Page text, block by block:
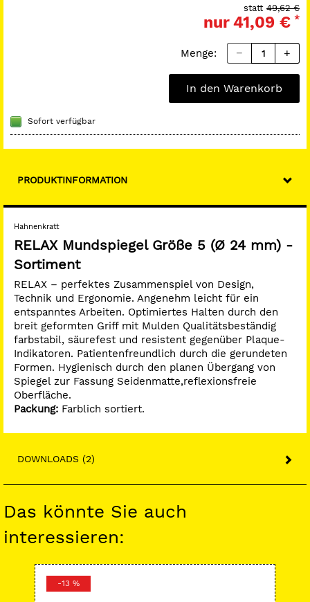
Fassung Seidenmatte,reflexionsfreie Oberfläche.
49,62 €
statt
nur41,09 € *
Menge:
In den Warenkorb
Sofort verfügbar
PRODUKTINFORMATION
Hahnenkratt
RELAX Mundspiegel Größe 5 (Ø 24 mm) -
Sortiment
RELAX – perfektes Zusammenspiel von Design,
Technik und Ergonomie. Angenehm leicht für ein
entspanntes Arbeiten. Optimiertes Halten durch den
breit geformten Griff mit Mulden Qualitätsbeständig
farbstabil, säurefest und resistent gegenüber Plaque-
Indikatoren. Patientenfreundlich durch die gerundeten
Formen. Hygienisch durch den planen Übergang von
Spiegel zur Fassung Seidenmatte,reflexionsfreie
Oberfläche.
Packung: Farblich sortiert.
DOWNLOADS (2)
Das könnte Sie auch
interessieren:
-13 %